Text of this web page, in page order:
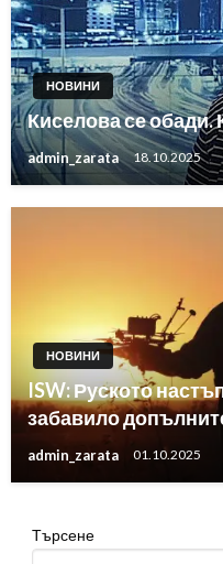
НОВИНИ
Киселова се обади.
admin_zarata 18.10.2025
НОВИНИ
ISW: Руското
забавило
admin_zarata 01.10.2025
Търсене